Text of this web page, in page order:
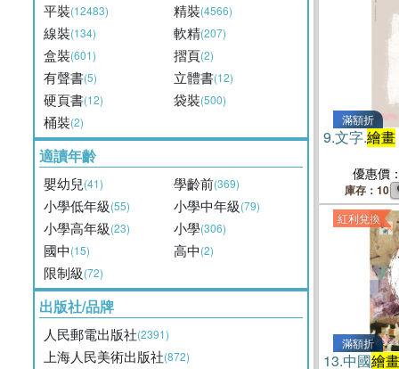
平裝(12483) 精裝(4566)
線裝(134) 軟精(207)
盒裝(601) 摺頁(2)
有聲書(5) 立體書(12)
硬頁書(12) 袋裝(500)
桶裝(2)
適讀年齡
嬰幼兒(41) 學齡前(369)
小學低年級(55) 小學中年級(79)
小學高年級(23) 小學(306)
國中(15) 高中(2)
限制級(72)
出版社/品牌
人民郵電出版社(2391)
上海人民美術出版社(872)
滿額折
9.文字.繪畫
優惠價
庫存：10
紅利兌換
滿額折
13.中國繪畫